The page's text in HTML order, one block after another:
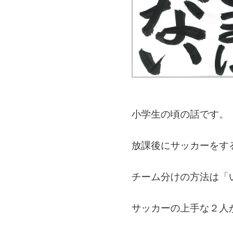
小学生の頃の話です。
放課後にサッカーをす
チーム分けの方法は「
サッカーの上手な２人